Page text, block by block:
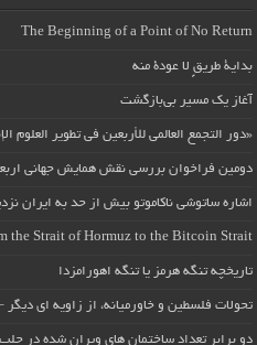
The Beginning of a Point of No Return
بداية طريقٍ لا عودة منه
آغاز یک مسیر بی‌بازگشت
«دور التجمع العالمي للأربعين في تطوير العلوم
دومین فراخوان بررسی نقش همایش جهانی
اشاره ساتوشی ناکاموتو بیش از حد به ایران
the Strait of Hormuz to the Bitcoin Strait
تاریخچه تنگه هرمز یا تنگه اهورامزدا
تحولات فلسطین و خاورمیانه، از زاویه ای
دو برابر تعداد ساختمان های ویران شده در حلب